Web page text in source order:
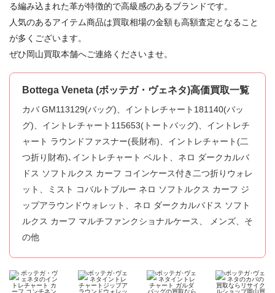
る編み込まれた革が特徴的で高級感のあるブランドです。
人気のあるアイテム商品は買取相場の金額も高額査定となること
が多くございます。
ぜひ岡山買取本舗へご連絡くださいませ。
Bottega Veneta (ボッテガ・ヴェネタ)高価買取一覧
カバ GM113129(バッグ)、イントレチャート181140(バッ
グ)、イントレチャート115653(トートバッグ)、イントレチ
ャート ラウンドファスナー(長財布)、イントレチャート(二
つ折り財布)､イントレチャート ベルト、ネロ ダークカルバ
ドス ソフトルクス カーフ コインケース付き二つ折りウォレ
ット、ミスト コバルトブルー ネロ ソフトルクス カーフ ジ
ップアラウンドウォレット、ネロ ダークカルバドス ソフト
ルクス カーフ マルチファンクショナルケース、 メンズ、そ
の他